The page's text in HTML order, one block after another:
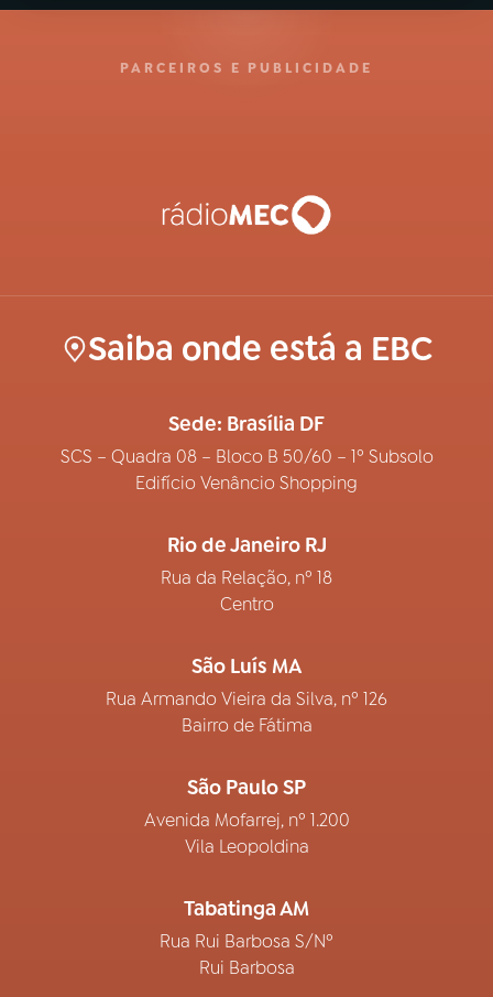
PARCEIROS E PUBLICIDADE
Saiba onde está a EBC
Sede: Brasília DF
SCS – Quadra 08 – Bloco B 50/60 – 1º Subsolo
Edifício Venâncio Shopping
Rio de Janeiro RJ
Rua da Relação, nº 18
Centro
São Luís MA
Rua Armando Vieira da Silva, nº 126
Bairro de Fátima
São Paulo SP
Avenida Mofarrej, nº 1.200
Vila Leopoldina
Tabatinga AM
Rua Rui Barbosa S/Nº
Rui Barbosa